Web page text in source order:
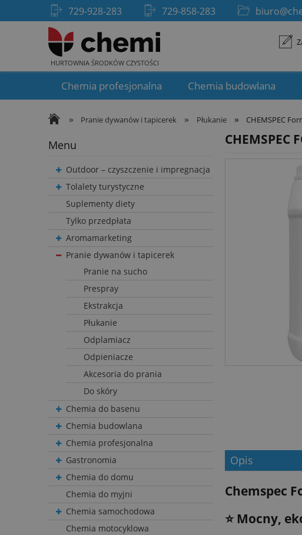
729-928-283 729-858-283
HURTOWNIA ŚRODKÓW CZYSTOŚCI
Chemia profesjonalna Chemia budowlana
» Pranie dywanów i tapicerek » Płukanie » CHEMSPEC
Menu
Outdoor – czyszczenie i impregnacja
Tolalety turystyczne
Suplementy diety
Tylko przedpłata
Aromamarketing
Pranie dywanów i tapicerek
Pranie na sucho
Prespray
Ekstrakcja
Płukanie
Odplamiacz
Odpieniacze
Akcesoria do prania
Do skóry
Chemia do basenu
Chemia budowlana
Chemia profesjonalna
Gastronomia
Chemia do domu
Chemia do myjni
Chemia samochodowa
Chemia motocyklowa
CHEMSPEC
Opis
Chemspec
⭐️ Mocny,